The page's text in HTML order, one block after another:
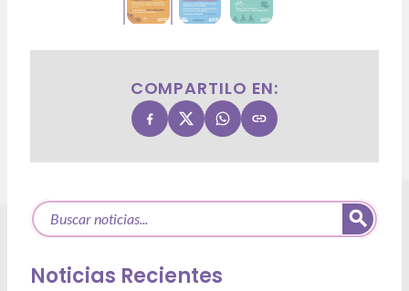
COMPARTILO EN:
Noticias Recientes